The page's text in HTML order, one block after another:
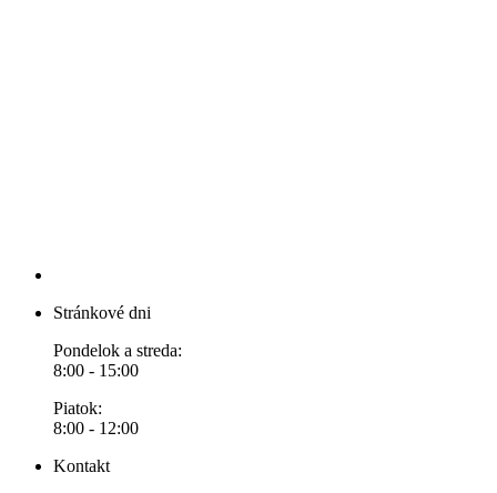
Stránkové dni
Pondelok a streda:
8:00 - 15:00
Piatok:
8:00 - 12:00
Kontakt